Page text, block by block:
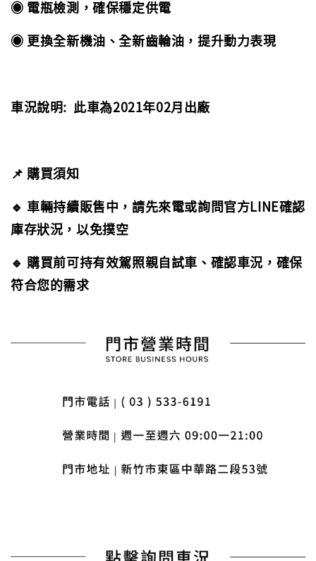
◉ 電瓶檢測，確保穩定供電
◉ 更換全新機油、全新齒輪油，提升動力表現
車況說明: 此車為2021年02月出廠
📌 購買須知
🔹 車輛持續販售中，請先來電或詢問官方LINE確認
庫存狀況，以免撲空
🔹 購買前可持有效駕照親自試車、確認車況，確保
符合您的需求